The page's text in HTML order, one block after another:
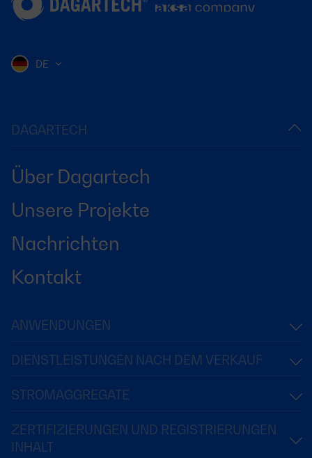
DAGARTECH
Über Dagartech
Unsere Projekte
Nachrichten
Kontakt
DE
ANWENDUNGEN
DIENSTLEISTUNGEN NACH DEM VERKAUF
STROMAGGREGATE
ZERTIFIZIERUNGEN UND REGISTRIERUNGEN
INHALT